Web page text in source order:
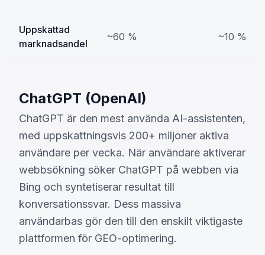
Uppskattad
marknadsandel
~60 % ~10 %
ChatGPT (OpenAI)
ChatGPT är den mest använda AI-assistenten,
med uppskattningsvis 200+ miljoner aktiva
användare per vecka. När användare aktiverar
webbsökning söker ChatGPT på webben via
Bing och syntetiserar resultat till
konversationssvar. Dess massiva
användarbas gör den till den enskilt viktigaste
plattformen för GEO-optimering.